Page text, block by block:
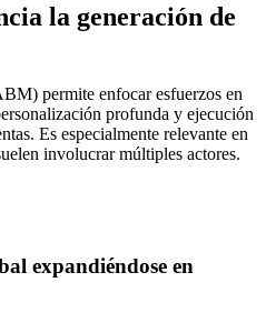
la generación de
permite enfocar esfuerzos en
profunda y ejecución
Es especialmente relevante en
involucrar múltiples actores.
expandiéndose en